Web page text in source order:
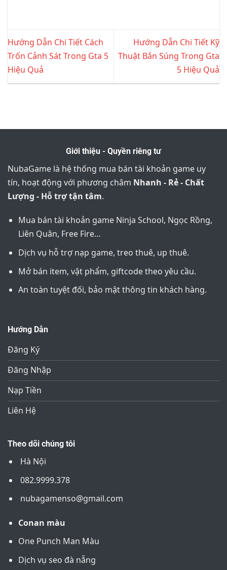
Hướng Dẫn Chi Tiết Cách
Trốn Cảnh Sát Trong Gta 5
Hiệu Quả
Hướng Dẫn Chi Tiết Kỹ
Thuật Bắn Súng Trong Gta
5 Hiệu Quả
Giới thiệu - Quyền riêng tư
NubaGame là hệ thống mua bán tài khoản game uy
tín, hoạt động với phương châm Nhanh - Rẻ - Chất
Lượng - Hỗ trợ tận tâm.
Mua bán tài khoản game Ninja School, Ngọc Rồng,
Liên Quân, Free Fire…
Dịch vụ hỗ trợ nạp game, treo thuê, up thuê.
Mở bán item, vật phẩm, giftcode theo yêu cầu.
An toàn tuyệt đối, bảo mật thông tin khách hàng.
Hướng Dẫn
Đăng Ký
Đăng Nhập
Nạp Tiền
Liên Hệ
Theo dõi chúng tôi
Hà Nội
082.9999.378
nubagamenso@gmail.com
Conan màu
One Punch Man Màu
Dịch vụ seo đà nẵng